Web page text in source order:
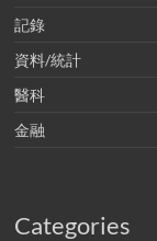
記錄
資料/統計
醫科
金融
Categories